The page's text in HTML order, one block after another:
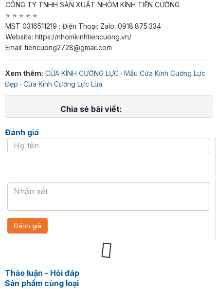
CÔNG TY TNHH SẢN XUẤT NHÔM KÍNH TIẾN CƯỜNG
⭐ ⭐ ⭐ ⭐ ⭐​​​​​​​
MST 0316511219 : Điện Thoại: Zalo: 0918.875.334
Website: https://nhomkinhtiencuong.vn/
Email: tiencuong2728@gmail.com
Xem thêm: CỬA KÍNH CƯỜNG LỰC · Mẫu Cửa Kính Cường Lực
Đẹp · Cửa Kính Cường Lực Lùa.
Chia sẻ bài viết:
Đánh giá
Thảo luận - Hỏi đáp
Sản phẩm cùng loại